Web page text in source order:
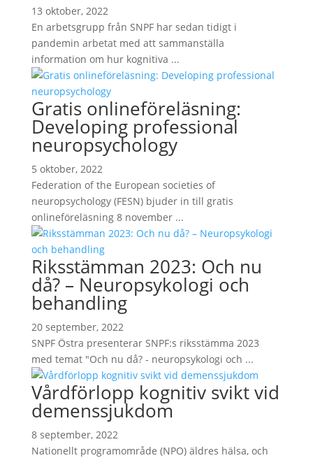
13 oktober, 2022
En arbetsgrupp från SNPF har sedan tidigt i
pandemin arbetat med att sammanställa
information om hur kognitiva ...
Gratis onlineföreläsning:
Developing professional
neuropsychology
5 oktober, 2022
Federation of the European societies of
neuropsychology (FESN) bjuder in till gratis
onlineföreläsning 8 november ...
Riksstämman 2023: Och nu
då? – Neuropsykologi och
behandling
20 september, 2022
SNPF Östra presenterar SNPF:s riksstämma 2023
med temat "Och nu då? - neuropsykologi och ...
Vårdförlopp kognitiv svikt vid
demenssjukdom
8 september, 2022
Nationellt programområde (NPO) äldres hälsa, och